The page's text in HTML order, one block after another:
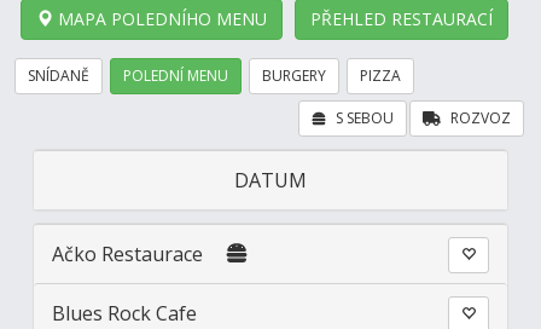
MAPA POLEDNÍHO MENU PŘEHLED RESTAURACÍ
SNÍDANĚ POLEDNÍ MENU BURGERY PIZZA
ROZVOZ
S SEBOU
DATUM
Ačko Restaurace
Blues Rock Cafe